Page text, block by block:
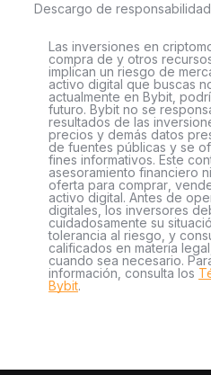
Descargo de responsabilidad
Las inversiones en
compra de y otros
implican un riesgo de
activo digital que buscas
actualmente en Bybit,
futuro. Bybit no se
resultados de las
precios y demás datos
de fuentes públicas y se
fines informativos. Este
asesoramiento financiero
oferta para comprar,
activo digital. Antes de
digitales, los inversores
cuidadosamente su
tolerancia al riesgo, y
calificados en materia
cuando sea necesario.
información, consulta los
Bybit.